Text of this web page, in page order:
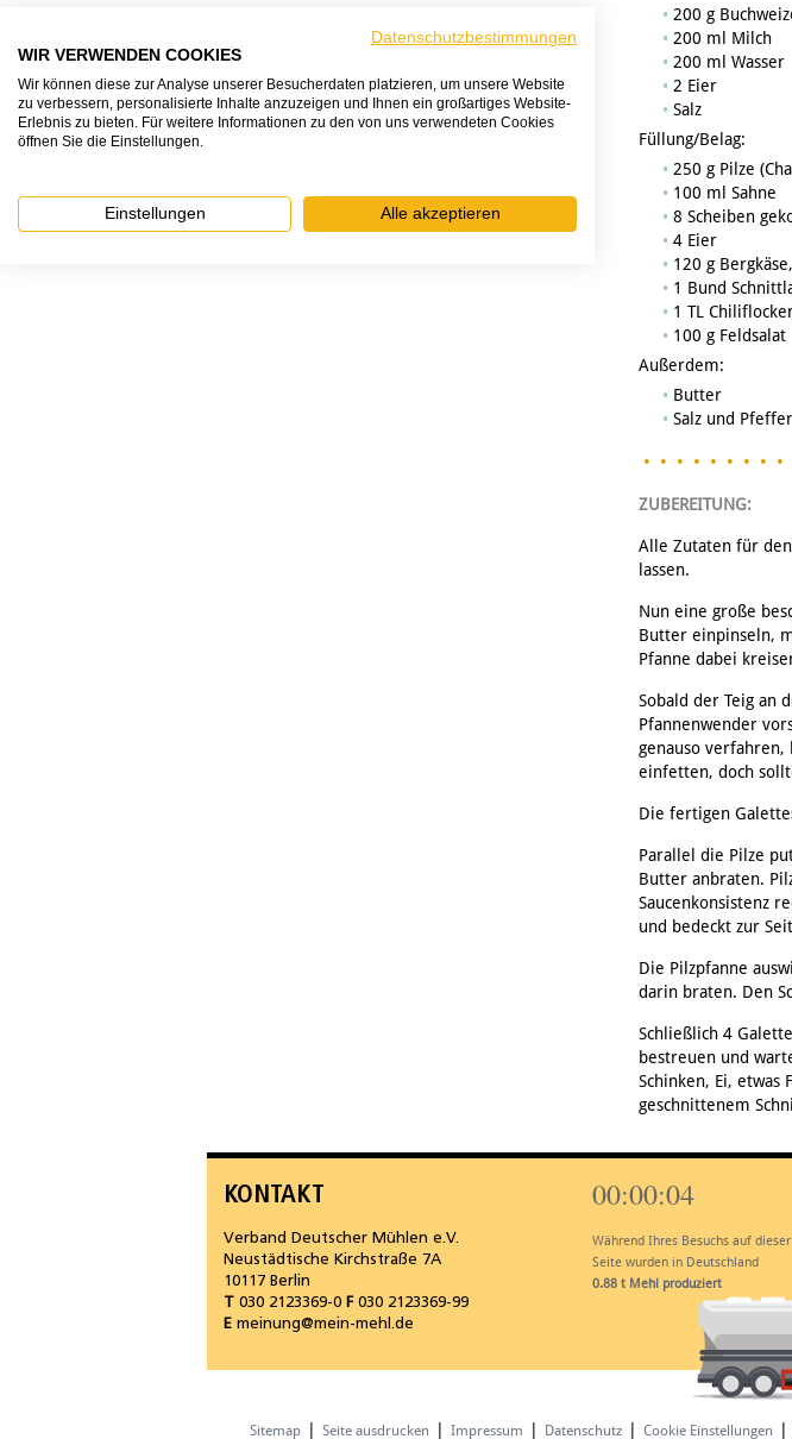
200 g
200 ml Milch
200 ml Wasser
2 Eier
Salz
Füllung/Belag:
250 g Pilze
100 ml Sahne
8 Scheiben
4 Eier
120 g
1 Bund
1 TL
100 g Feldsalat
Außerdem:
Butter
Salz und Pfeffer
ZUBEREITUNG:
Alle Zutaten für
lassen.
Nun eine große
Butter einpinseln,
Pfanne dabei
Sobald der Teig an
Pfannenwender
genauso
einfetten, doch
Die fertigen
Parallel die Pilze
Butter anbraten.
Saucenkonsistenz
und bedeckt zur
Die Pilzpfanne
darin braten. Den
Schließlich 4
bestreuen und
Schinken, Ei,
geschnittenem
KONTAKT
Verband Deutscher Mühlen e.V.
Neustädtische Kirchstraße 7A
10117 Berlin
030 2123369-0 F 030 2123369-99
E meinung@mein-mehl.de
00:00:05
Während Ihres Besuchs auf dieser
Seite wurden in Deutschland
1.10 t Mehl produziert
Sitemap Seite ausdrucken Impressum Datenschutz Cookie Einstellungen
Datenschutzbestimmungen
WIR VERWENDEN COOKIES
Wir können diese zur Analyse unserer Besucherdaten platzieren, um unsere Website
zu verbessern, personalisierte Inhalte anzuzeigen und Ihnen ein großartiges Website-
Erlebnis zu bieten. Für weitere Informationen zu den von uns verwendeten Cookies
öffnen Sie die Einstellungen.
Einstellungen Alle akzeptieren